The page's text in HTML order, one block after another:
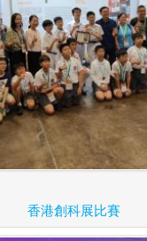
香港創科展比賽